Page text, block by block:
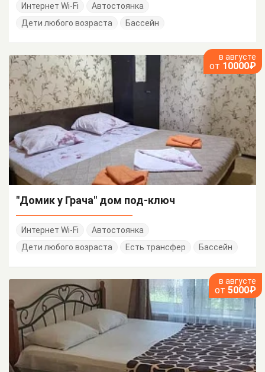
Интернет Wi-Fi
Автостоянка
Дети любого возраста
Бассейн
в августе
от 10000₽
"Домик у Грача" дом под-ключ
Интернет Wi-Fi
Автостоянка
Дети любого возраста
Есть трансфер Бассейн
в августе
от 5000₽